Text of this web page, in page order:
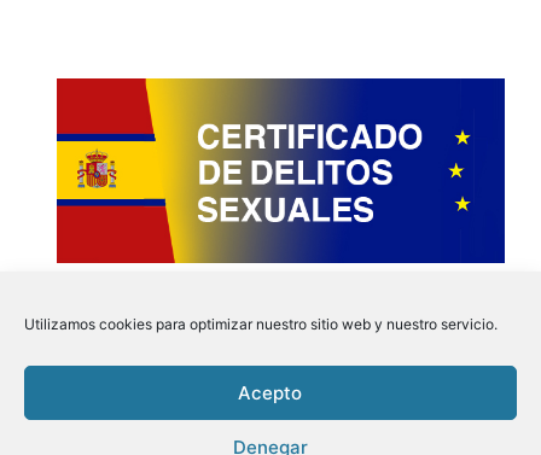
Utilizamos cookies para optimizar nuestro sitio web y nuestro servicio.
Acepto
Denegar
Instagram